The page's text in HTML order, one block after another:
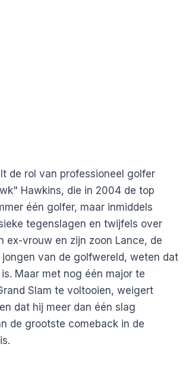
de rol van professioneel golfer
Hawkins, die in 2004 de top
één golfer, maar inmiddels
tegenslagen en twijfels over
ex-vrouw en zijn zoon Lance, de
van de golfwereld, weten dat
Maar met nog één major te
Slam te voltooien, weigert
dat hij meer dan één slag
de grootste comeback in de